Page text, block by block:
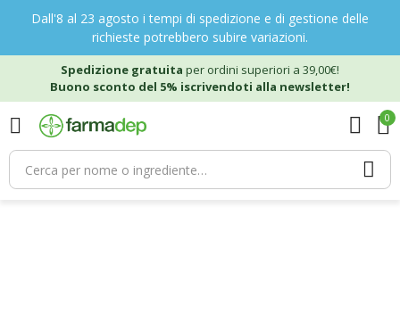
Dall'8 al 23 agosto i tempi di spedizione e di gestione delle
richieste potrebbero subire variazioni.
Spedizione gratuita per ordini superiori a 39,00€!
Buono sconto del 5% iscrivendoti alla newsletter!
0